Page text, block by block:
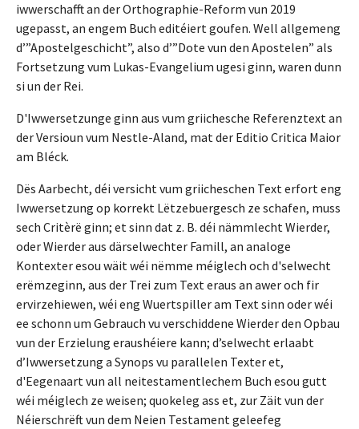
iwwerschafft an der Orthographie-Reform vun 2019
ugepasst, an engem Buch editéiert goufen. Well allgemeng
d’”Apostelgeschicht”, also d’”Dote vun den Apostelen” als
Fortsetzung vum Lukas-Evangelium ugesi ginn, waren dunn
si un der Rei.
D'Iwwersetzunge ginn aus vum griichesche Referenztext an
der Versioun vum Nestle-Aland, mat der Editio Critica Maior
am Bléck.
Dës Aarbecht, déi versicht vum griicheschen Text erfort eng
Iwwersetzung op korrekt Lëtzebuergesch ze schafen, muss
sech Critèrë ginn; et sinn dat z. B. déi nämmlecht Wierder,
oder Wierder aus därselwechter Famill, an analoge
Kontexter esou wäit wéi nëmme méiglech och d'selwecht
erëmzeginn, aus der Trei zum Text eraus an awer och fir
ervirzehiewen, wéi eng Wuertspiller am Text sinn oder wéi
ee schonn um Gebrauch vu verschiddene Wierder den Opbau
vun der Erzielung eraushéiere kann; d’selwecht erlaabt
d’Iwwersetzung a Synops vu parallelen Texter et,
d'Eegenaart vun all neitestamentlechem Buch esou gutt
wéi méiglech ze weisen; quokeleg ass et, zur Zäit vun der
Néierschrëft vun dem Neien Testament geleefeg